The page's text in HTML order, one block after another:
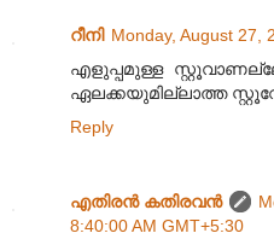
റീനി Monday, August 27,
എളുപ്പമുള്ള
ഏലക്കയുമില്ലാത്ത
Reply
എതിരന്‍ കതിരവന്‍
8:40:00 AM GMT+5:30